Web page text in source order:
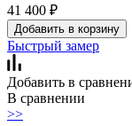
41 400 ₽
Добавить в корзину
Быстрый замер
Добавить в
В сравнении
>>